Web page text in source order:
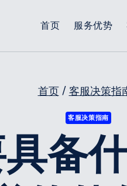
首页 服务优势
首页 / 客服决策指
客服决策指南
备